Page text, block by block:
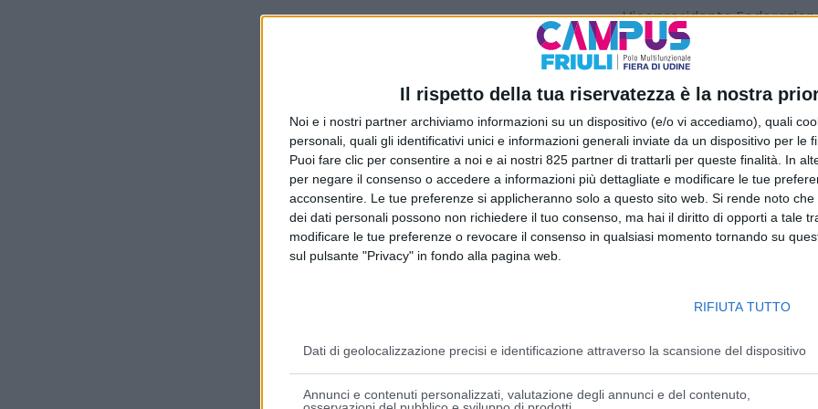
Il rispetto della tua riservatezza è la nostra
Noi e i nostri partner archiviamo informazioni su un dispositivo (e/o vi accediamo), quali
personali, quali gli identificativi unici e informazioni generali inviate da un dispositivo per le
Puoi fare clic per consentire a noi e ai nostri 825 partner di trattarli per queste finalità. In
per negare il consenso o accedere a informazioni più dettagliate e modificare le tue
acconsentire. Le tue preferenze si applicheranno solo a questo sito web. Si rende noto
dei dati personali possono non richiedere il tuo consenso, ma hai il diritto di opporti a tale
modificare le tue preferenze o revocare il consenso in qualsiasi momento tornando su
sul pulsante "Privacy" in fondo alla pagina web.
RIFIUTA TUTTO
Dati di geolocalizzazione precisi e identificazione attraverso la scansione del dispositivo
Annunci e contenuti personalizzati, valutazione degli annunci e del contenuto,
Vicepresidente
Valentini
e del Project
Tanesini.
«L’esperienza, gli spazi, la
territorio che da sempre
sottolinea il Presidente di
hanno giocato un ruolo
che è il frutto di una
esperienze: a maggio dello
volontà di riportare in
all’outdoor incontrando
collaborazione della
evento portiamo avanti il
dell’attività fieristica per
Stiamo inoltre lavorando
evento sul settore
Vera conquista del secolo